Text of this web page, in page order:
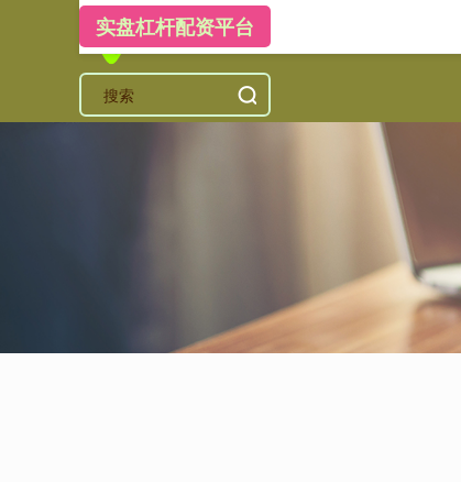
实盘杠杆配资平台